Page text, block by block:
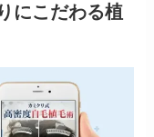
にこだわる植